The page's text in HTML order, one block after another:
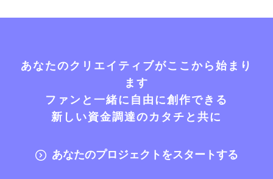
あなたのクリエイティブがここから始まり
ます
ファンと一緒に自由に創作できる
新しい資金調達のカタチと共に
あなたのプロジェクトをスタートする